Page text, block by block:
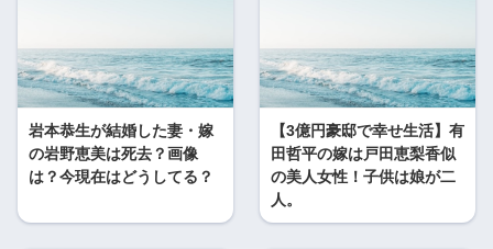
岩本恭生が結婚した妻・嫁
の岩野恵美は死去？画像
は？今現在はどうしてる？
【3億円豪邸で幸せ生活】有
田哲平の嫁は戸田恵梨香似
の美人女性！子供は娘が二
人。